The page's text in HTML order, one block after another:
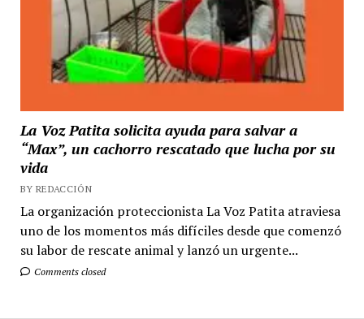
La Voz Patita solicita ayuda para salvar a
“Max”, un cachorro rescatado que lucha por su
vida
BY REDACCIÓN
La organización proteccionista La Voz Patita atraviesa
uno de los momentos más difíciles desde que comenzó
su labor de rescate animal y lanzó un urgente...
Comments closed